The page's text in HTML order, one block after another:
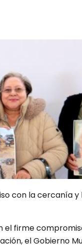
con la cercanía y
el firme
el Gobierno